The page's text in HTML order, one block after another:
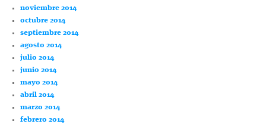
noviembre 2014
octubre 2014
septiembre 2014
agosto 2014
julio 2014
junio 2014
mayo 2014
abril 2014
marzo 2014
febrero 2014